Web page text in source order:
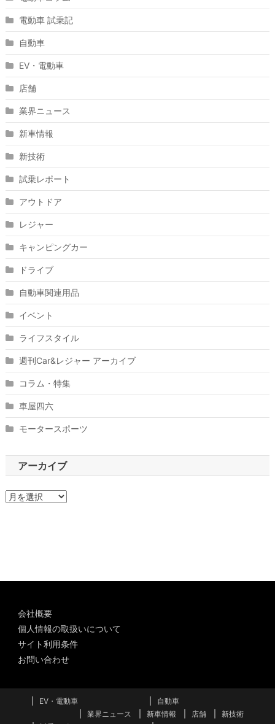
電動車 試乗記
自動車
EV・電動車
店舗
業界ニュース
新車情報
新技術
試乗レポート
アウトドア
レジャー
キャンピングカー
ドライブ
自動車関連用品
イベント
ライフスタイル
週刊Car&レジャー アーカイブ
コラム・特集
車屋四六
モータースポーツ
アーカイブ
ア
会社概要
個人情報の取扱いについて
サイト利用条件
お問い合わせ
EV・電動車
自動車
業界ニュース
新車情報 店舗
新技術